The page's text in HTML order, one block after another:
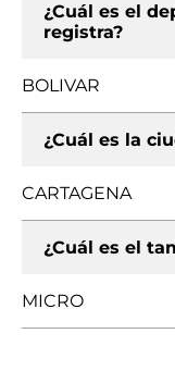
¿Cuál es el
registra?
BOLIVAR
¿Cuál es la
CARTAGENA
¿Cuál es el
MICRO